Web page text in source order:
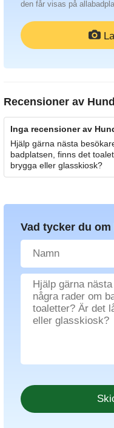
den får visas på
Recensioner av
Inga recensioner av
Hjälp gärna nästa
badplatsen, finns det
brygga eller glasskiosk?
Vad tycker du